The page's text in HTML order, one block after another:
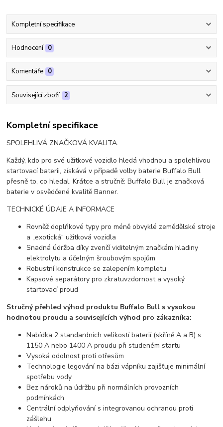
Kompletní specifikace
Hodnocení 0
Komentáře 0
Související zboží 2
Kompletní specifikace
SPOLEHLIVÁ ZNAČKOVÁ KVALITA.
Každý, kdo pro své užitkové vozidlo hledá vhodnou a spolehlivou
startovací baterii, získává v případě volby baterie Buffalo Bull
přesně to, co hledal. Krátce a stručně: Buffalo Bull je značková
baterie v osvědčené kvalitě Banner.
TECHNICKÉ ÚDAJE A INFORMACE
Rovněž doplňkové typy pro méně obvyklé zemědělské stroje
a „exotická“ užitková vozidla
Snadná údržba díky zvenčí viditelným značkám hladiny
elektrolytu a účelným šroubovým spojům
Robustní konstrukce se zalepením kompletu
Kapsové separátory pro zkratuvzdornost a vysoký
startovací proud
Stručný přehled výhod produktu Buffalo Bull s vysokou
hodnotou proudu a souvisejících výhod pro zákazníka:
Nabídka 2 standardních velikostí baterií (skříně A a B) s
1150 A nebo 1400 A proudu při studeném startu
Vysoká odolnost proti otřesům
Technologie legování na bázi vápníku zajišťuje minimální
spotřebu vody
Bez nároků na údržbu při normálních provozních
podmínkách
Centrální odplyňování s integrovanou ochranou proti
zášlehu